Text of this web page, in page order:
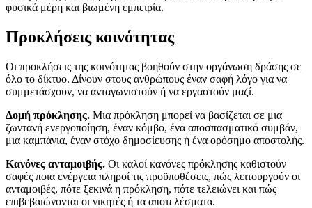
φυσικά μέρη και βιωμένη εμπειρία.
Προκλήσεις κοινότητας
Οι προκλήσεις της κοινότητας βοηθούν στην οργάνωση δράσης σε
όλο το δίκτυο. Δίνουν στους ανθρώπους έναν σαφή λόγο για να
συμμετάσχουν, να ανταγωνιστούν ή να εργαστούν μαζί.
Δομή πρόκλησης. Μια πρόκληση μπορεί να βασίζεται σε μια
ζωντανή ενεργοποίηση, έναν κόμβο, ένα αποσπασματικό συμβάν,
μια καμπάνια, έναν στόχο δημοσίευσης ή ένα ορόσημο αποστολής.
Κανόνες ανταμοιβής. Οι καλοί κανόνες πρόκλησης καθιστούν
σαφές ποια ενέργεια πληροί τις προϋποθέσεις, πώς λειτουργούν οι
ανταμοιβές, πότε ξεκινά η πρόκληση, πότε τελειώνει και πώς
επιβεβαιώνονται οι νικητές ή τα αποτελέσματα.